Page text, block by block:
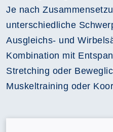
Je nach
unterschiedliche
Ausgleichs- und
Kombination mit
Stretching oder
Muskeltraining oder